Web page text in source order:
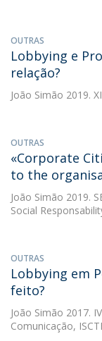
OUTRAS
Lobbying e
relação?
João Simão 2019.
OUTRAS
«Corporate
to the
João Simão 2019.
Social
OUTRAS
Lobbying em
feito?
João Simão 2017.
Comunicação,